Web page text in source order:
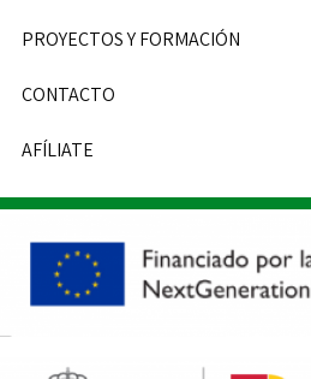
PROYECTOS Y FORMACIÓN
CONTACTO
AFÍLIATE